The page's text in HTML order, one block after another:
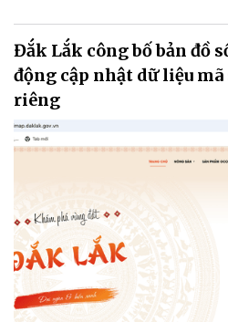
Đắk Lắk công bố bản đồ
động cập nhật dữ liệu
riêng